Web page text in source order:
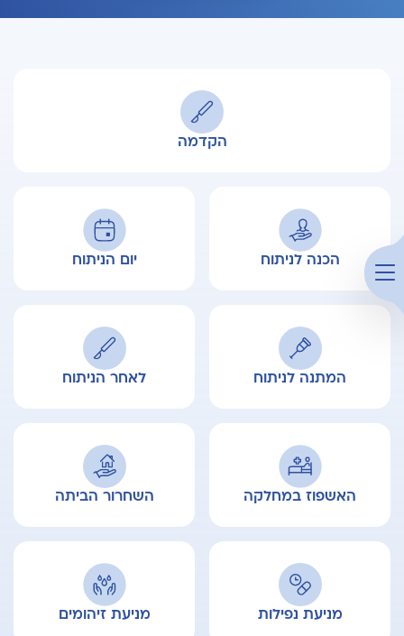
הקדמה
הכנה לניתוח יום הניתוח
המתנה לניתוח לאחר הניתוח
האשפוז במחלקה השחרור הביתה
מניעת נפילות מניעת זיהומים
פתח תפריט